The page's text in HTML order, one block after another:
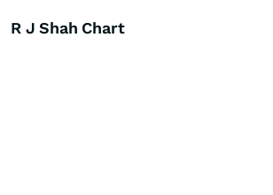
R J Shah Chart